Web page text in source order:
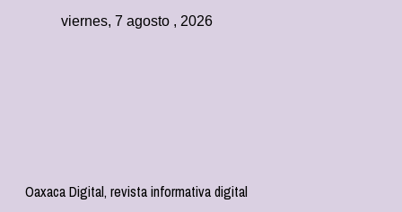
viernes, 7 agosto , 2026
Oaxaca Digital, revista informativa digital